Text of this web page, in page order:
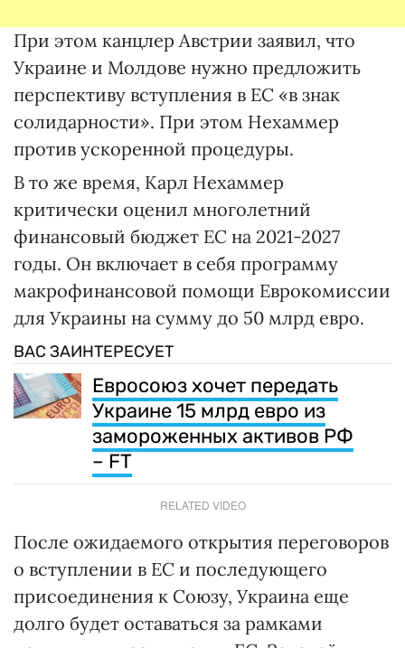
При этом канцлер Австрии заявил, что
Украине и Молдове нужно предложить
перспективу вступления в ЕС «в знак
солидарности». При этом Нехаммер
против ускоренной процедуры.
В то же время, Карл Нехаммер
критически оценил многолетний
финансовый бюджет ЕС на 2021-2027
годы. Он включает в себя программу
макрофинансовой помощи Еврокомиссии
для Украины на сумму до 50 млрд евро.
ВАС ЗАИНТЕРЕСУЕТ
Евросоюз хочет передать
Украине 15 млрд евро из
замороженных активов РФ
– FT
RELATED VIDEO
После ожидаемого открытия переговоров
о вступлении в ЕС и последующего
присоединения к Союзу, Украина еще
долго будет оставаться за рамками